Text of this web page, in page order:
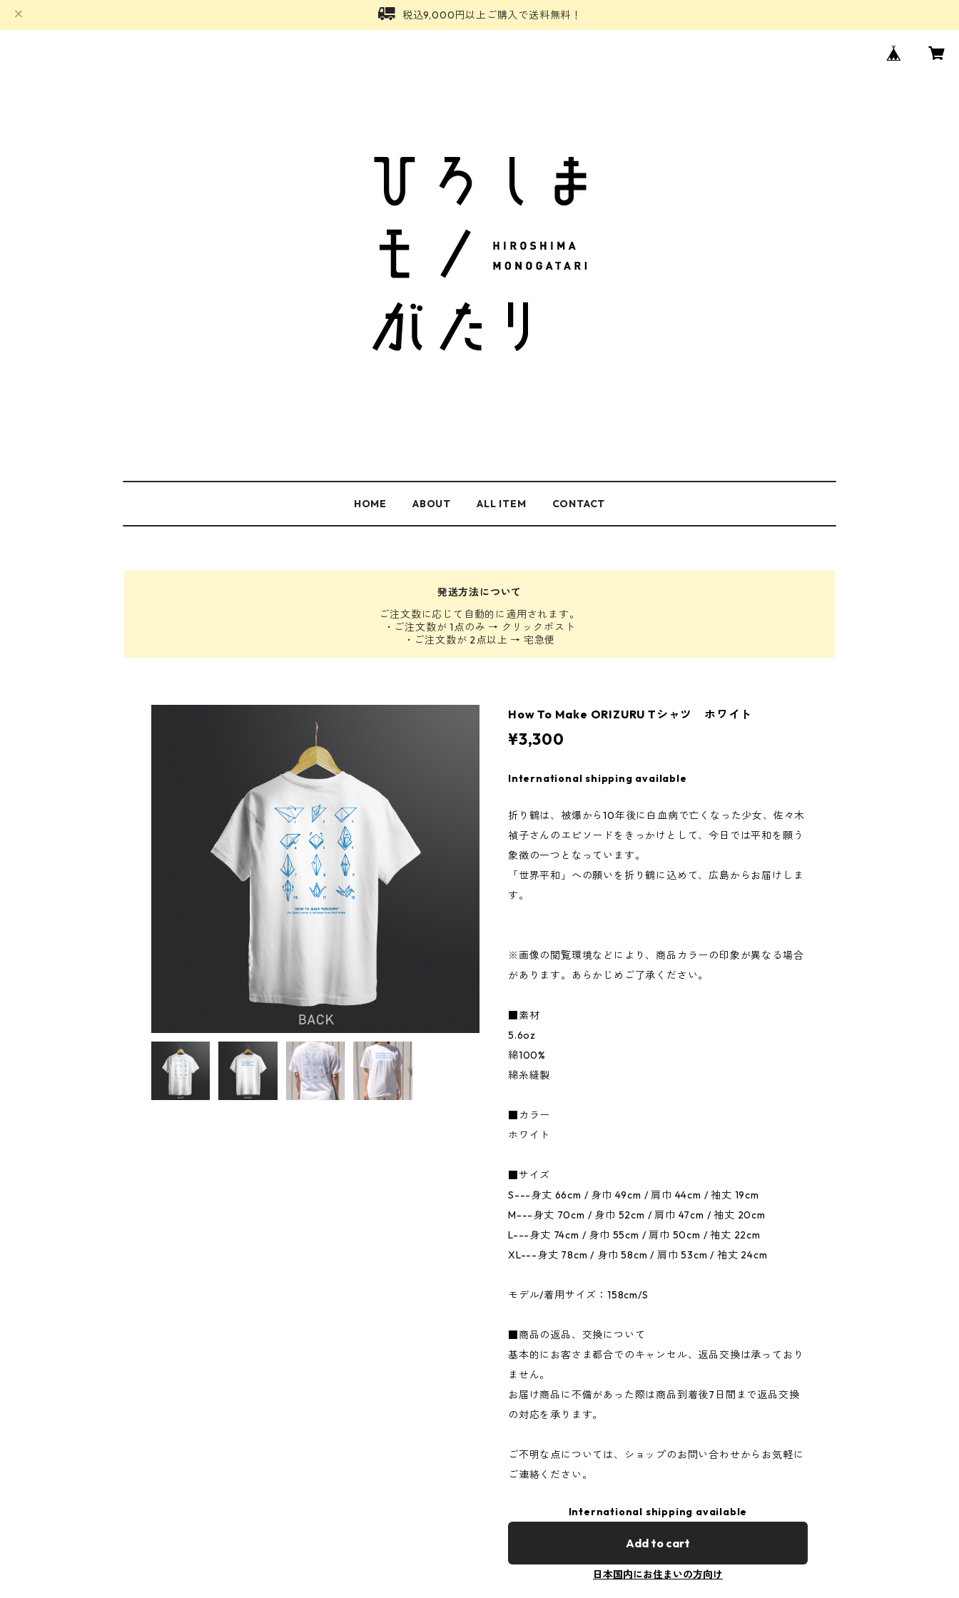
税込9,000円以上ご購入で送料無料！
HOME ABOUT ALL ITEM CONTACT
発送方法について
ご注文数に応じて自動的に適用されます。
・ご注文数が 1点のみ → クリックポスト
・ご注文数が 2点以上 → 宅急便
How To Make ORIZURU Tシャツ ホワイト
¥3,300
International shipping available
折り鶴は、被爆から10年後に白血病で亡くなった少女、佐々木
禎子さんのエピソードをきっかけとして、今日では平和を願う
象徴の一つとなっています。
「世界平和」への願いを折り鶴に込めて、広島からお届けしま
す。
※画像の閲覧環境などにより、商品カラーの印象が異なる場合
があります。あらかじめご了承ください。
■素材
5.6oz
綿100%
綿糸縫製
■カラー
ホワイト
■サイズ
S---身丈 66cm / 身巾 49cm / 肩巾 44cm / 袖丈 19cm
M---身丈 70cm / 身巾 52cm / 肩巾 47cm / 袖丈 20cm
L---身丈 74cm / 身巾 55cm / 肩巾 50cm / 袖丈 22cm
XL---身丈 78cm / 身巾 58cm / 肩巾 53cm / 袖丈 24cm
モデル/着用サイズ：158cm/S
■商品の返品、交換について
基本的にお客さま都合でのキャンセル、返品交換は承っており
ません。
お届け商品に不備があった際は商品到着後7日間まで返品交換
の対応を承ります。
ご不明な点については、ショップのお問い合わせからお気軽に
ご連絡ください。
International shipping available
Add to cart
日本国内にお住まいの方向け